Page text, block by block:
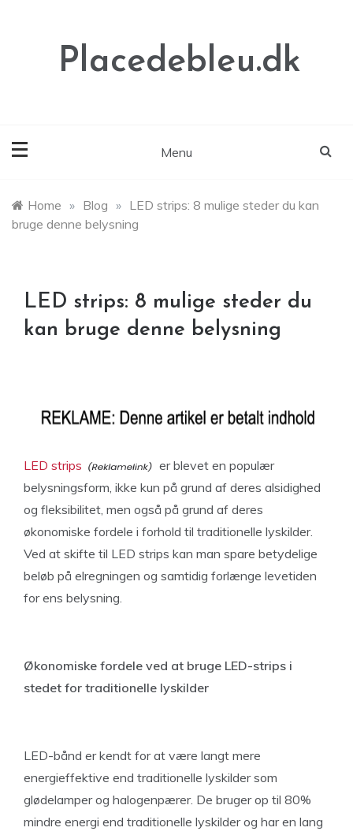
Placedebleu.dk
Menu
Home » Blog » LED strips: 8 mulige steder du kan
bruge denne belysning
LED strips: 8 mulige steder du
kan bruge denne belysning
LED strips
er blevet en populær
belysningsform, ikke kun på grund af deres alsidighed
og fleksibilitet, men også på grund af deres
økonomiske fordele i forhold til traditionelle lyskilder.
Ved at skifte til LED strips kan man spare betydelige
beløb på elregningen og samtidig forlænge levetiden
for ens belysning.
Økonomiske fordele ved at bruge LED-strips i
stedet for traditionelle lyskilder
LED-bånd er kendt for at være langt mere
energieffektive end traditionelle lyskilder som
glødelamper og halogenpærer. De bruger op til 80%
mindre energi end traditionelle lyskilder og har en lang